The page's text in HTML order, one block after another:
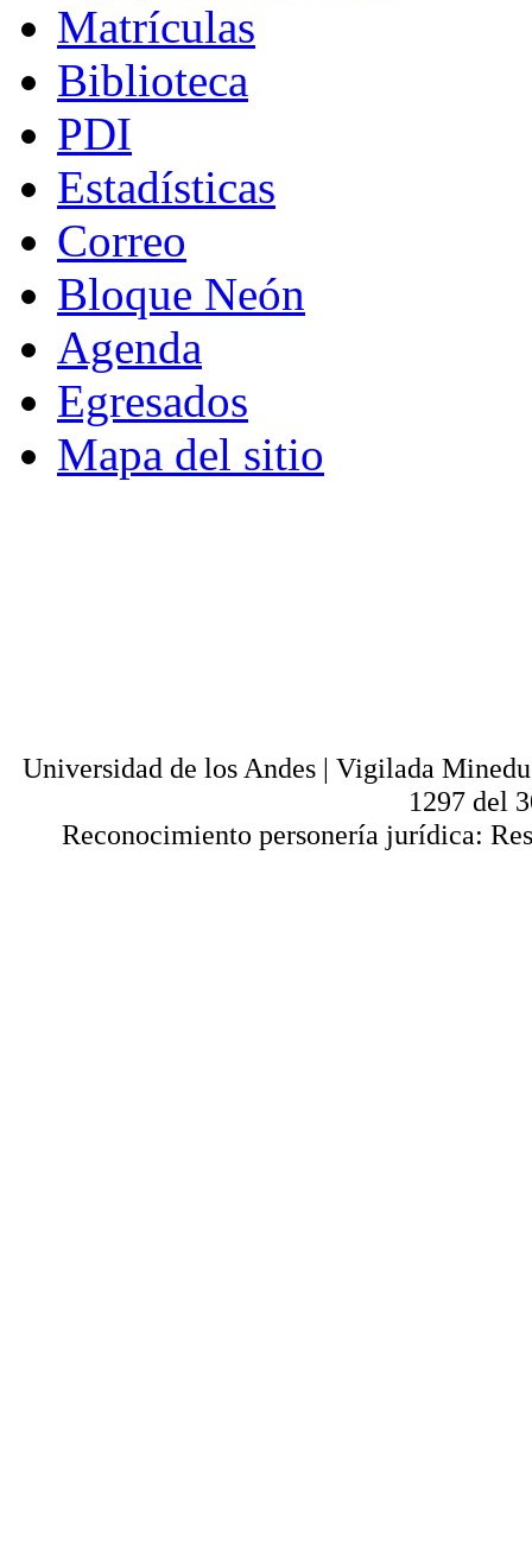
Matrículas
Biblioteca
PDI
Estadísticas
Correo
Bloque Neón
Agenda
Egresados
Mapa del sitio
Universidad de los Andes | Vigilada
1297 del
Reconocimiento personería jurídica: